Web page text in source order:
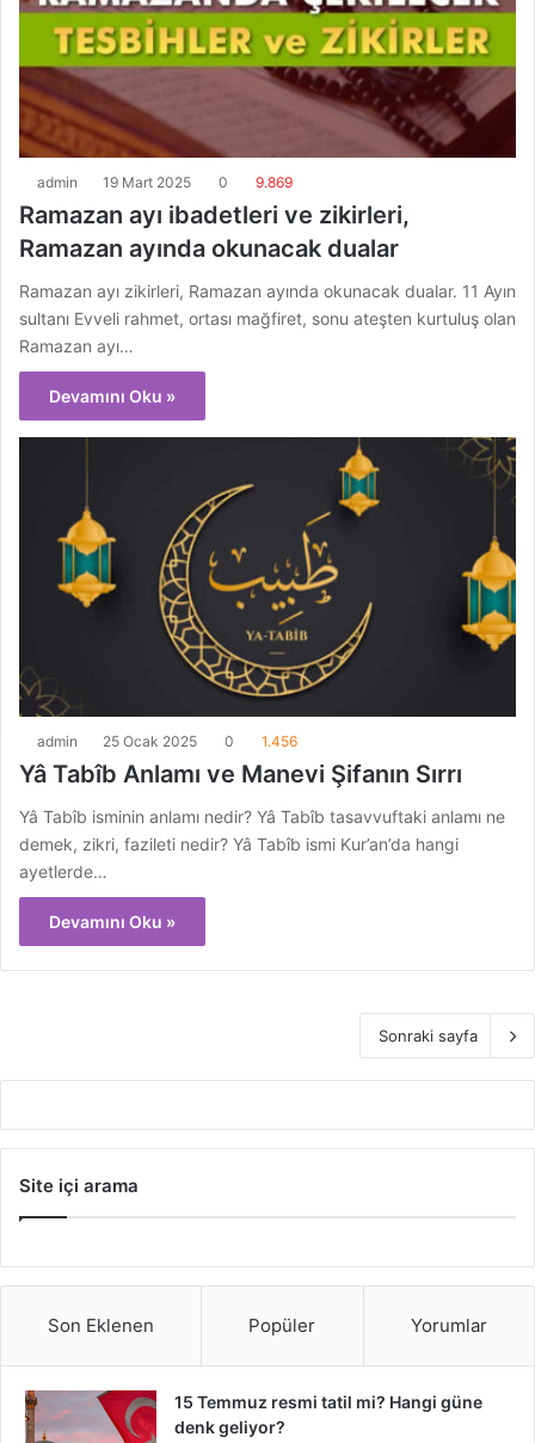
admin 19 Mart 2025 0 9.869
Ramazan ayı ibadetleri ve zikirleri,
Ramazan ayında okunacak dualar
Ramazan ayı zikirleri, Ramazan ayında okunacak dualar. 11 Ayın
sultanı Evveli rahmet, ortası mağfiret, sonu ateşten kurtuluş olan
Ramazan ayı…
Devamını Oku »
admin 25 Ocak 2025 0 1.456
Yâ Tabîb Anlamı ve Manevi Şifanın Sırrı
Yâ Tabîb isminin anlamı nedir? Yâ Tabîb tasavvuftaki anlamı ne
demek, zikri, fazileti nedir? Yâ Tabîb ismi Kur’an’da hangi
ayetlerde…
Devamını Oku »
Sonraki sayfa
Site içi arama
Son Eklenen Popüler Yorumlar
15 Temmuz resmi tatil mi? Hangi güne
denk geliyor?